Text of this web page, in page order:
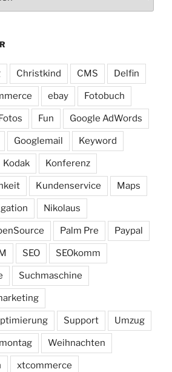
Christkind CMS Delfin
ebay Fotobuch
Fun Google AdWords
Googlemail Keyword
Kodak Konferenz
Kundenservice Maps
Nikolaus
Palm Pre Paypal
SEO SEOkomm
Suchmaschine
Support Umzug
Weihnachten
xtcommerce